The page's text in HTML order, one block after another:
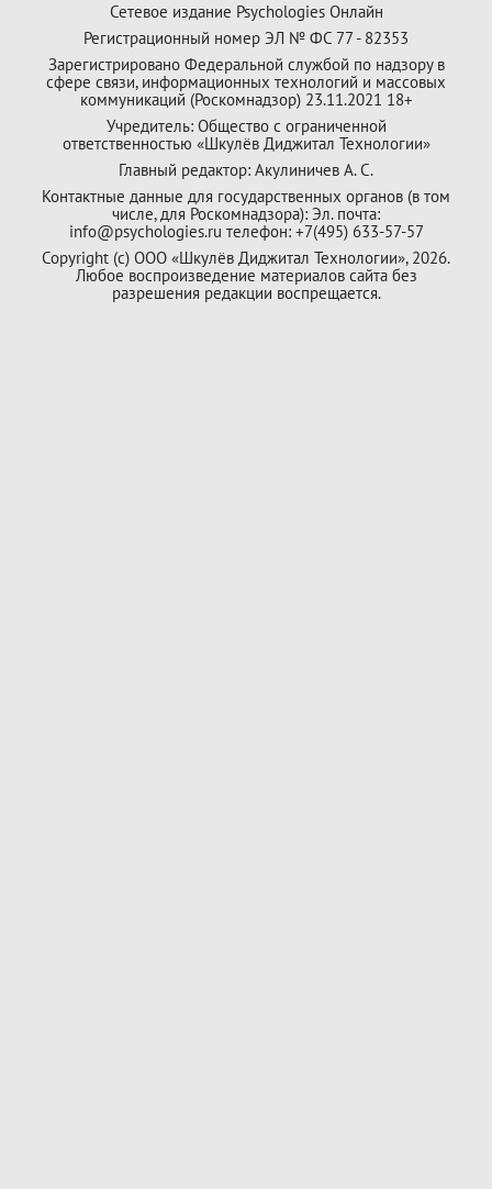
Сетевое издание Psychologies Онлайн
Регистрационный номер ЭЛ № ФС 77 - 82353
Зарегистрировано Федеральной службой по надзору в
сфере связи, информационных технологий и массовых
коммуникаций (Роскомнадзор) 23.11.2021 18+
Учредитель: Общество с ограниченной
ответственностью «Шкулёв Диджитал Технологии»
Главный редактор: Акулиничев А. С.
Контактные данные для государственных органов (в том
числе, для Роскомнадзора): Эл. почта:
info@psychologies.ru телефон: +7(495) 633-57-57
Copyright (с) ООО «Шкулёв Диджитал Технологии», 2026.
Любое воспроизведение материалов сайта без
разрешения редакции воспрещается.